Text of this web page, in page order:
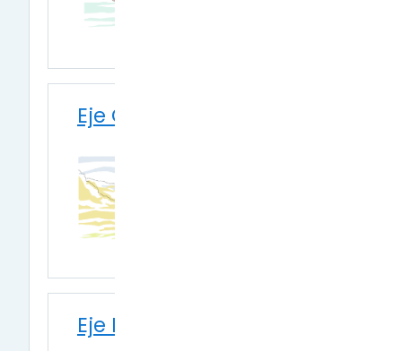
Eje Cuestión Malvinas
Eje Ley 19640